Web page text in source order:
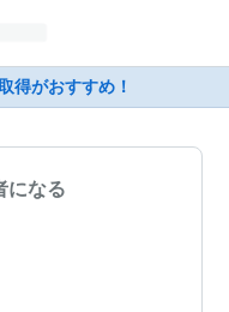
得がおすすめ！
になる